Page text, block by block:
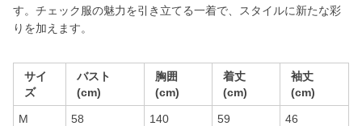
す。チェック服の魅力を引き立てる一着で、スタイルに新たな彩
りを加えます。
サイ
ズ
バスト
(cm)
胸囲
(cm)
着丈
(cm)
袖丈
(cm)
M 58 140 59 46